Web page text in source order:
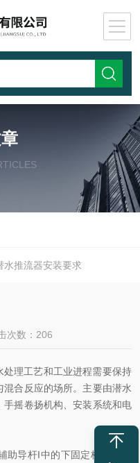
水推流器安装要求
次数：206
处理工艺和工业进程需要保持
合反应的场所。主要由潜水
摇卷扬机构、安装系统和电
导杆I中的下固定板15用紧